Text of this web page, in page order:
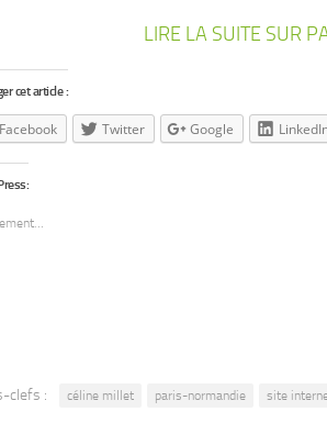
LIRE LA SUITE SUR
cet article :
Facebook Twitter Google
clefs : céline millet paris-normandie site